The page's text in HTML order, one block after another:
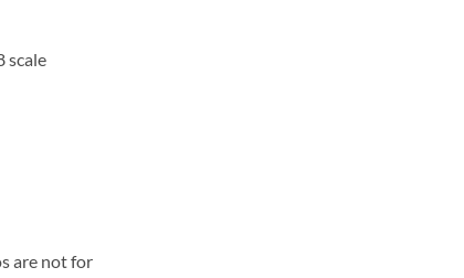
scale
are not for